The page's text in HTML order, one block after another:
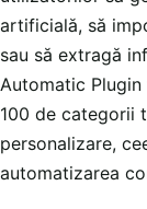
artificială, să
sau să extragă
Automatic
100 de categorii
personalizare,
automatizarea